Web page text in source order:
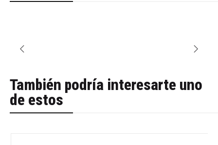
También podría interesarte uno
de estos